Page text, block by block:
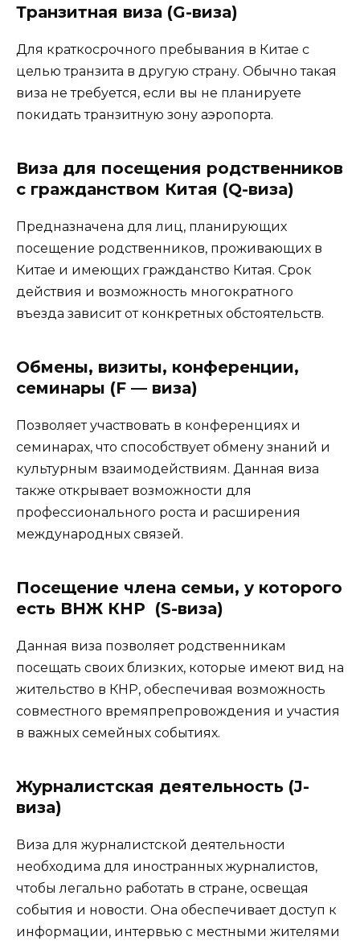
Транзитная виза (G-виза)
Для краткосрочного пребывания в Китае с
целью транзита в другую страну. Обычно такая
виза не требуется, если вы не планируете
покидать транзитную зону аэропорта.
Виза для посещения родственников
с гражданством Китая (Q-виза)
Предназначена для лиц, планирующих
посещение родственников, проживающих в
Китае и имеющих гражданство Китая. Срок
действия и возможность многократного
въезда зависит от конкретных обстоятельств.
Обмены, визиты, конференции,
семинары (F — виза)
Позволяет участвовать в конференциях и
семинарах, что способствует обмену знаний и
культурным взаимодействиям. Данная виза
также открывает возможности для
профессионального роста и расширения
международных связей.
Посещение члена семьи, у которого
есть ВНЖ КНР (S-виза)
Данная виза позволяет родственникам
посещать своих близких, которые имеют вид на
жительство в КНР, обеспечивая возможность
совместного времяпрепровождения и участия
в важных семейных событиях.
Журналистская деятельность (J-
виза)
Виза для журналистской деятельности
необходима для иностранных журналистов,
чтобы легально работать в стране, освещая
события и новости. Она обеспечивает доступ к
информации, интервью с местными жителями